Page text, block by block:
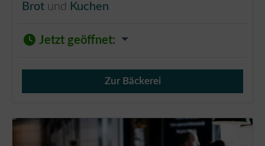
Brot und Kuchen
Jetzt geöffnet:
Verkauf von Brötchen,
Zur Bäckerei